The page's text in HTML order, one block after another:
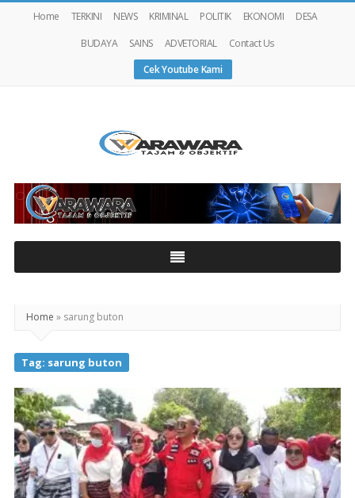
Home TERKINI NEWS KRIMINAL POLITIK EKONOMI
DESA
BUDAYA
SAINS ADVETORIAL
Contact Us
Cek Youtube Kami
Warawaranews
Home » sarung buton
Tag: sarung buton